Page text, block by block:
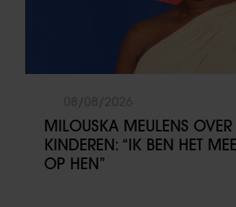
MILOUSKA MEULENS
KINDEREN: “IK BEN HET
OP HEN”